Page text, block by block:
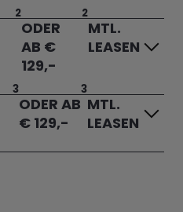
2
ODER
AB €
129,-
2
MTL.
LEASEN
3
ODER AB
€ 129,-
3
MTL.
LEASEN